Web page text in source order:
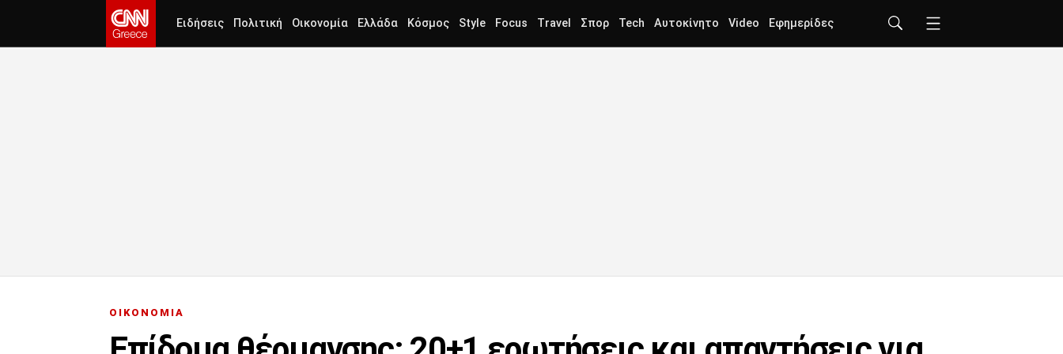
Ειδήσεις Πολιτική Οικονομία Ελλάδα Κόσμος Style Focus Travel Σπορ Tech Αυτοκίνητο Video Εφημερίδες
ΟΙΚΟΝΟΜΙΑ